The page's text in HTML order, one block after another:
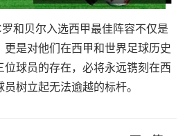
和贝尔入选西甲最佳阵容不仅是
更是对他们在西甲和世界足球历史
位球员的存在，必将永远镌刻在西
树立起无法逾越的标杆。